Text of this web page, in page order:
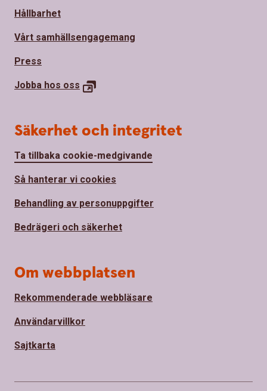
Hållbarhet
Vårt samhällsengagemang
Press
Jobba hos oss
Säkerhet och integritet
Ta tillbaka cookie-medgivande
Så hanterar vi cookies
Behandling av personuppgifter
Bedrägeri och säkerhet
Om webbplatsen
Rekommenderade webbläsare
Användarvillkor
Sajtkarta